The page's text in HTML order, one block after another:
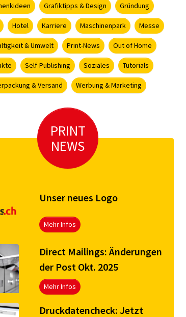
Grafiktipps & Design Gründung
Hotel Karriere Maschinenpark Messe
& Umwelt Print-News Out of Home
Self-Publishing Soziales Tutorials
& Versand Werbung & Marketing
PRINT
NEWS
Unser neues Logo
Mehr Infos
Direct Mailings: Änderungen
der Post Okt. 2025
Mehr Infos
Druck­da­ten­check: Jetzt